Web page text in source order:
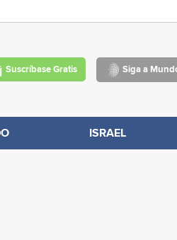
Suscríbase Gratis Siga a
ISRAEL